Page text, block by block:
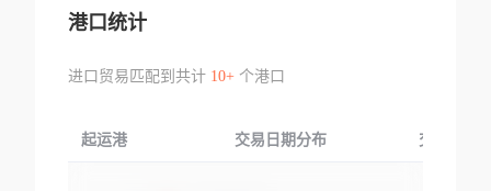
港口统计
进口贸易匹配到共计 10+个港口
起运港 交易日期分布 交易产品